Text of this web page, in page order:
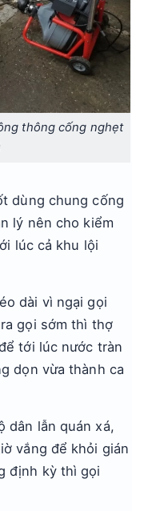
thông cống nghẹt
dùng chung cống
lý nên cho kiểm
lúc cả khu lội
dài vì ngại gọi
gọi sớm thì thợ
tới lúc nước tràn
dọn vừa thành ca
dân lẫn quán xá,
vắng để khỏi gián
định kỳ thì gọi